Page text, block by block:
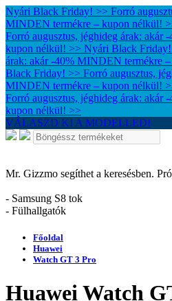
Nyári Black Friday! >> Forró
MINDEN termékre – kupon nélkül!
Forró augusztus, jéghideg árak: akár
kupon nélkül! >> Nyári Black Friday!
árak: akár -40% MINDEN termékre
Black Friday! >> Forró augusztus,
MINDEN termékre – kupon nélkül!
Forró augusztus, jéghideg árak: akár
kupon nélkül! >>
VÁLASZD KI A MODELLED!
Mr. Gizzmo segíthet a keresésben.
- Samsung S8 tok
- Fülhallgatók
Főoldal
Huawei
Watch GT 3 Pro
Huawei Watch